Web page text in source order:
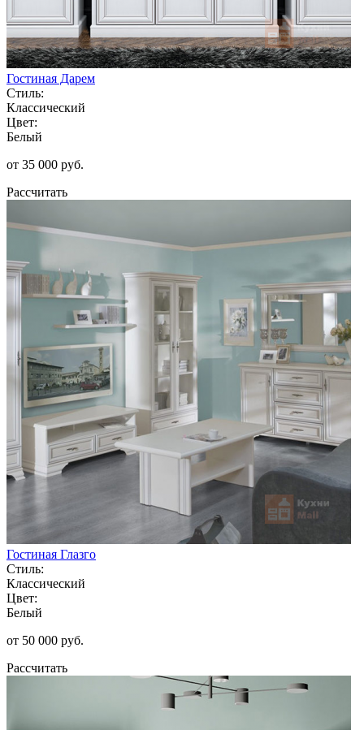
Гостиная Дарем
Стиль:
Классический
Цвет:
Белый
от 35 000 руб.
Рассчитать
Гостиная Глазго
Стиль:
Классический
Цвет:
Белый
от 50 000 руб.
Рассчитать